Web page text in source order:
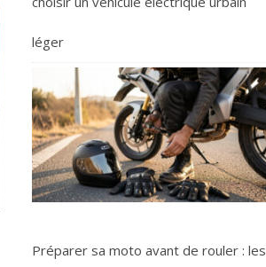
léger
Préparer sa moto avant de rouler : les